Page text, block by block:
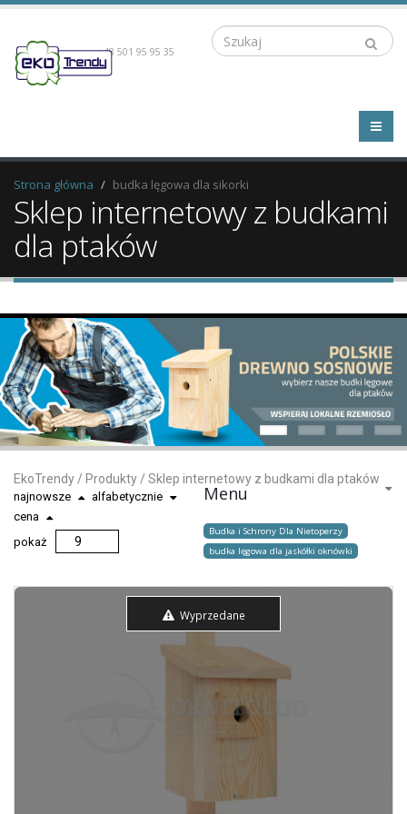
Szukaj
+48 501 95 95 35
Strona główna budka lęgowa dla sikorki
Sklep internetowy z budkami
dla ptaków
EkoTrendy/ Produkty/ Sklep internetowy z budkami dla ptaków
najnowsze
alfabetycznie
cena
pokaż
Wyprzedane
Menu
Budka i Schrony Dla Nietoperzy
budka lęgowa dla jaskółki oknówki